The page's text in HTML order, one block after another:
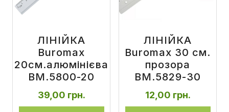
ЛІНІЙКА
Buromax
20см.алюмінієва
ВМ.5800-20
39,00 грн.
ЛІНІЙКА
Buromax 30 см.
прозора
ВМ.5829-30
12,00 грн.